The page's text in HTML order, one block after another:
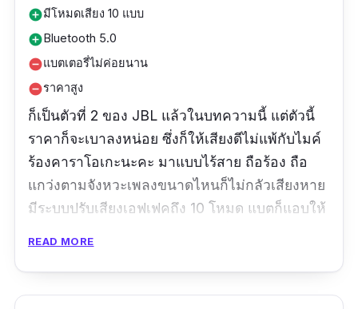
add_circleมีโหมดเสียง 10 แบบ
add_circleBluetooth 5.0
remove_circleแบตเตอรี่ไม่ค่อยนาน
remove_circleราคาสูง
ก็เป็นตัวที่ 2 ของ JBL แล้วในบทความนี้ แต่ตัวนี้
ราคาก็จะเบาลงหน่อย ซึ่งก็ให้เสียงดีไม่แพ้กับไมค์
ร้องคาราโอเกะนะคะ มาแบบไร้สาย ถือร้อง ถือ
แกว่งตามจังหวะเพลงขนาดไหนก็ไม่กลัวเสียงหาย
มีระบบปรับเสียงเอฟเฟคถึง 10 โหมด แบตก็แอบให้
รีวิวจากผู้ใช้จริง
READ MORE